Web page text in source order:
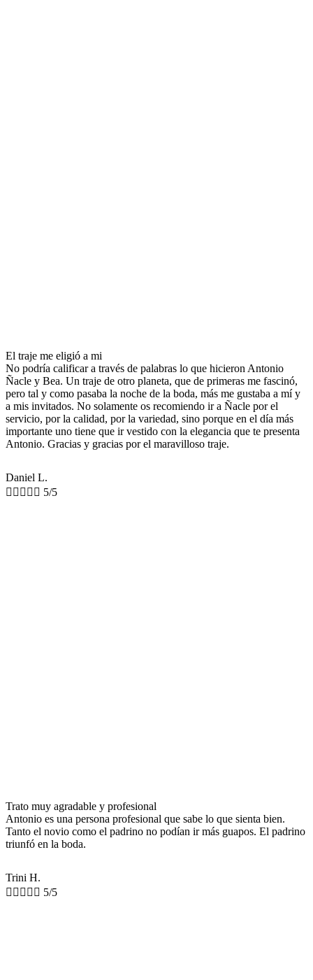
El traje me eligió a mi
No podría calificar a través de palabras lo que hicieron Antonio
Ñacle y Bea. Un traje de otro planeta, que de primeras me fascinó,
pero tal y como pasaba la noche de la boda, más me gustaba a mí y
a mis invitados. No solamente os recomiendo ir a Ñacle por el
servicio, por la calidad, por la variedad, sino porque en el día más
importante uno tiene que ir vestido con la elegancia que te presenta
Antonio. Gracias y gracias por el maravilloso traje.
Daniel L.
     5/5
Trato muy agradable y profesional
Antonio es una persona profesional que sabe lo que sienta bien.
Tanto el novio como el padrino no podían ir más guapos. El padrino
triunfó en la boda.
Trini H.
     5/5